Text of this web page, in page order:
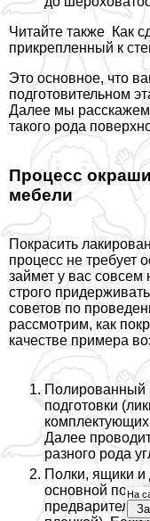
Читайте также Как
прикрепленный к
Это основное, что
подготовительном
Далее мы
такого рода
Процесс
мебели
Покрасить
процесс не требует
займет у вас
строго
советов по
рассмотрим, как
качестве примера
Полированный
подготовки
Далее
разного рода
Полки, ящики и
основной
На